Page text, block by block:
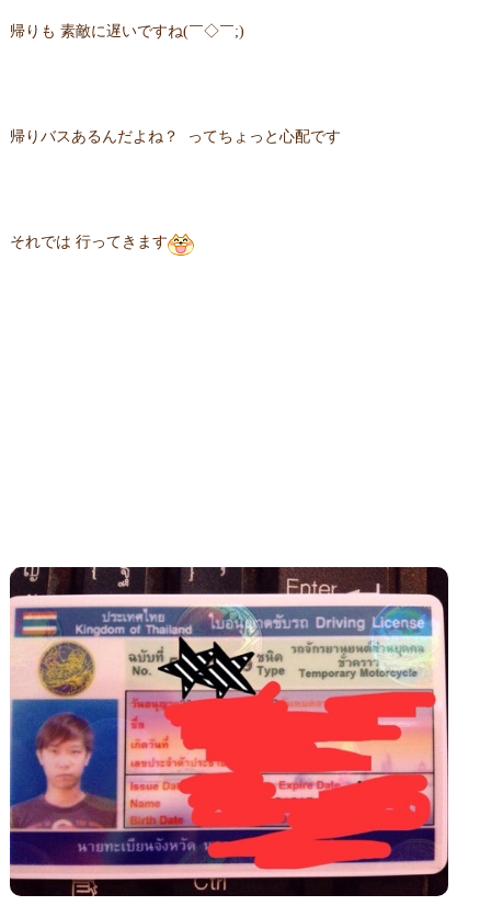
帰りも 素敵に遅いですね(￣◇￣;)
帰りバスあるんだよね？ ってちょっと心配です
それでは 行ってきます